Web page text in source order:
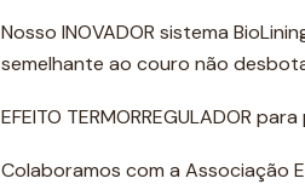
Nosso INOVADOR sistema
semelhante ao couro não
EFEITO TERMORREGULADOR
Colaboramos com a Associação